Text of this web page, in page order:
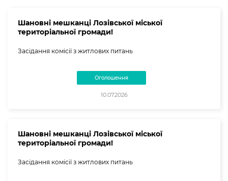
Шановні мешканці Лозівської міської
територіальної громади!
Засідання комісії з житлових питань
Оголошення
10.07.2026
Шановні мешканці Лозівської міської
територіальної громади!
Засідання комісії з житлових питань